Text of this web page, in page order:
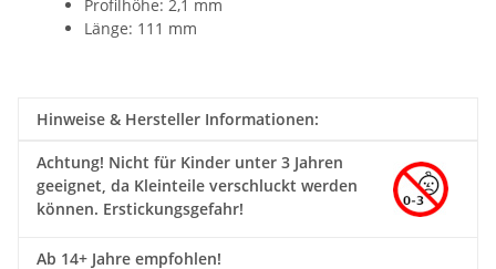
Profilhöhe: 2,1 mm
Länge: 111 mm
Hinweise & Hersteller Informationen:
Achtung! Nicht für Kinder unter 3 Jahren
geeignet, da Kleinteile verschluckt werden
können. Erstickungsgefahr!
Ab 14+ Jahre empfohlen!